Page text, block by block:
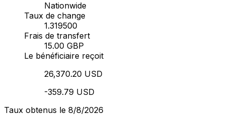
Nationwide
Taux de change
1.319500
Frais de transfert
15.00 GBP
Le bénéficiaire reçoit
26,370.20 USD
-359.79 USD
Taux obtenus le 8/8/2026